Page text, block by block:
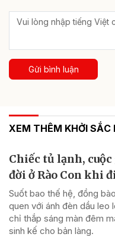
Gửi bình luận
XEM THÊM KHỞI SẮC
Chiếc tủ lạnh,
đời ở Rào Con khi
Suốt bao thế hệ, đồng
quen với ánh đèn dầu leo
chỉ thắp sáng màn đêm
sinh kế cho bản làng.